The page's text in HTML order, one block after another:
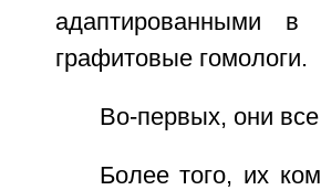
адаптированными
графитовые гомологи.
Во-первых, они
Более того, их